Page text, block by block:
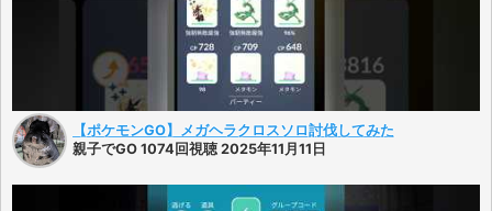
【ポケモンGO】メガヘラクロスソロ討伐してみた
親子でGO 1074回視聴 2025年11月11日